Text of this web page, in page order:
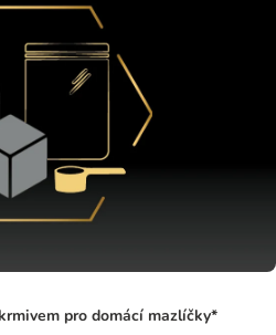
pro domácí mazlíčky*